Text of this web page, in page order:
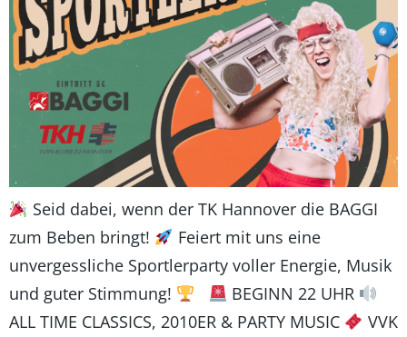
Seid dabei, wenn der TK Hannover die BAGGI
zum Beben bringt!
Feiert mit uns eine
unvergessliche Sportlerparty voller Energie, Musik
und guter Stimmung!
BEGINN 22 UHR
ALL TIME CLASSICS, 2010ER & PARTY MUSIC
VVK